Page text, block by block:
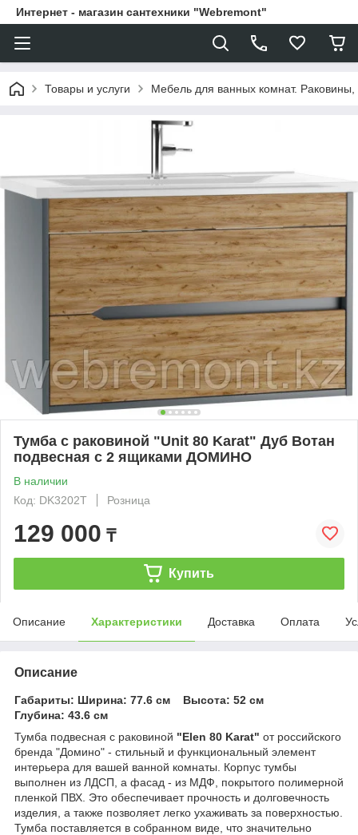
Интернет - магазин сантехники "Webremont"
Товары и услуги Мебель для ванных комнат.
Тумба с раковиной "Unit 80 Karat" Дуб Вотан
подвесная с 2 ящиками ДОМИНО
В наличии
Код: DK3202T
Розница
129 000 ₸
Купить
Описание Характеристики Доставка Оплата
Описание
Габариты: Ширина: 77.6 см Высота: 52 см
Глубина: 43.6 см
Тумба подвесная с раковиной "Elen 80 Karat" от российского
бренда "Домино" - стильный и функциональный элемент
интерьера для вашей ванной комнаты. Корпус тумбы
выполнен из ЛДСП, а фасад - из МДФ, покрытого полимерной
пленкой ПВХ. Это обеспечивает прочность и долговечность
изделия, а также позволяет легко ухаживать за поверхностью.
Тумба поставляется в собранном виде, что значительно